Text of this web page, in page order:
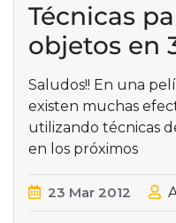
Técnicas
objetos en
Saludos!! En una
existen muchas
utilizando técnicas
en los próximos
23 Mar 2012